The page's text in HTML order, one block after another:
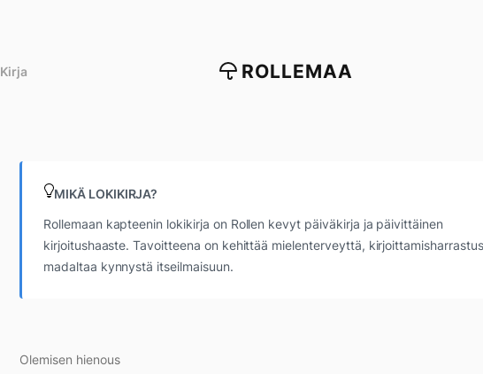
Kirja ROLLEMAA
MIKÄ LOKIKIRJA?
Rollemaan kapteenin lokikirja on Rollen kevyt päiväkirja ja päivittäinen
kirjoitushaaste. Tavoitteena on kehittää mielenterveyttä,
madaltaa kynnystä itseilmaisuun.
Olemisen hienous